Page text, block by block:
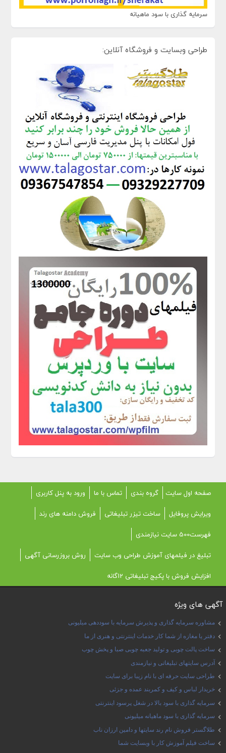
سرمایه گذاری با سود ماهیانه
طراحی وبسایت و فروشگاه آنلاین:
صفحه اول سایت گروه بندی تماس با ما
ورود به پنل کاربری
ویرایش پروفایل
ساخت تیزر تبلیغاتی
فروش دامنه های رند
فهرست500 سایت نیازمندی
تبلیغ در فیلمهای آموزش طراحی وب سایت
روش بروزرسانی آگهی
افزایش فروش با پکیج تبلیغاتی 12گانه
آگهی های ویژه
مشاوره سرمایه گذاری و پذیرش سرمایه با سوددهی میلیونی
دفتر یا مغازه از شما کار خدمات اینترنتی و هنری از ما
ساخت پالت چوبی و تولید جعبه چوبی صبا و پخش چوب
آدرس سایتهای تبلیغاتی و نیازمندی
طراحی سایت حرفه ای با نام زیبا برای سایت
خریدار لباس و کیف و کمربند عمده و جزئی
سرمایه گذاری با سود بالا در شغل پرسود اینترنتی
سرمایه گذاری با سود ماهیانه میلیونی
طلاگستر فروش نام رند سایتها و دامین ارزان ناب
ساخت فیلم آموزش کار با وبسایت شما